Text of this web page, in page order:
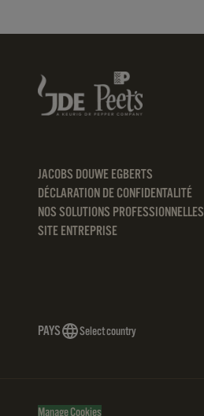
JACOBS DOUWE EGBERTS
DÉCLARATION DE CONFIDENTALITÉ
NOS SOLUTIONS PROFESSIONNELLES
SITE ENTREPRISE
PAYS Select country
Manage Cookies